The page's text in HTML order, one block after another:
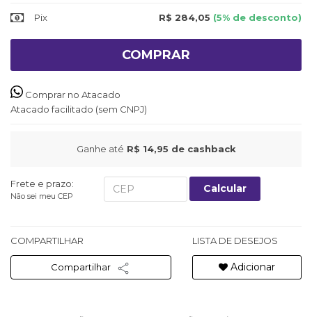
Pix R$ 284,05 (5% de desconto)
COMPRAR
Comprar no Atacado
Atacado facilitado (sem CNPJ)
Ganhe até R$ 14,95 de cashback
Frete e prazo:
Não sei meu CEP
Calcular
COMPARTILHAR
Compartilhar
LISTA DE DESEJOS
Adicionar